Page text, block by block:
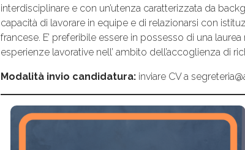
interdisciplinare e con un’utenza caratterizzata da
capacità di lavorare in equipe e di relazionarsi con
francese. E’ preferibile essere in possesso di una
esperienze lavorative nell’ ambito dell’accoglienza di
Modalità invio candidatura: inviare CV a